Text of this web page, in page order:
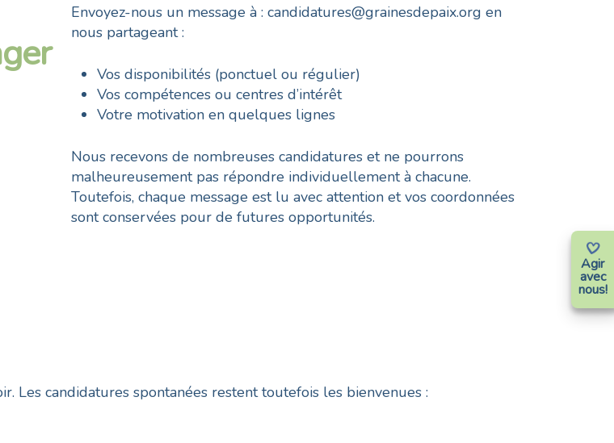
Agir
avec
nous!
Envoyez-nous un message à : candidatures@grainesdepaix.org en
nous partageant :
Vos disponibilités (ponctuel ou régulier)
Vos compétences ou centres d’intérêt
Votre motivation en quelques lignes
Nous recevons de nombreuses candidatures et ne pourrons
malheureusement pas répondre individuellement à chacune.
Toutefois, chaque message est lu avec attention et vos coordonnées
sont conservées pour de futures opportunités.
Les candidatures spontanées restent toutefois les bienvenues :